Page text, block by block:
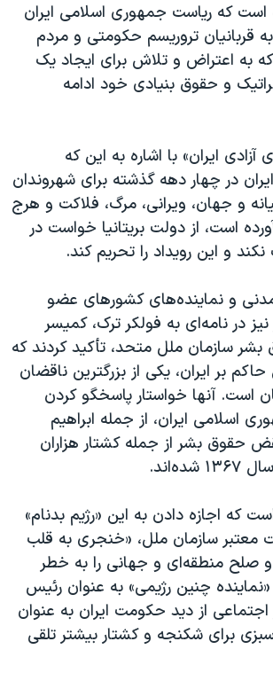
است که ریاست جمهوری اسلامی ایران
قربانیان تروریسم حکومتی و مردم
به اعتراض و تلاش برای ایجاد یک
و حقوق بنیادی خود ادامه
آزادی ایران» با اشاره به این که
در چهار دهه گذشته برای شهروندان
و جهان، ویرانی، مرگ، فلاکت و هرج
است، از دولت بریتانیا خواست در
و این رویداد را تحریم کند.
و نماینده‌های کشورهای عضو
در نامه‌ای به فولکر ترک، کمیسر
سازمان ملل متحد، تأکید کردند که
بر ایران، یکی از بزرگترین ناقضان
است. آنها خواستار پاسخگو کردن
اسلامی ایران، از جمله ابراهیم
حقوق بشر از جمله کشتار هزاران
که اجازه دادن به این «رژیم بدنام»
معتبر سازمان ملل، «خنجری به قلب
صلح منطقه‌ای و جهانی را به خطر
چنین رژیمی» به عنوان رئیس
از دید حکومت ایران به عنوان
برای شکنجه و کشتار بیشتر تلقی